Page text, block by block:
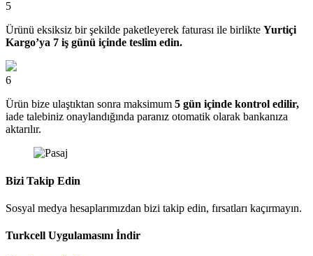
5
Ürünü eksiksiz bir şekilde paketleyerek faturası ile birlikte Yurtiçi
Kargo’ya 7 iş günü içinde teslim edin.
6
Ürün bize ulaştıktan sonra maksimum 5 gün içinde kontrol edilir,
iade talebiniz onaylandığında paranız otomatik olarak bankanıza
aktarılır.
Bizi Takip Edin
Sosyal medya hesaplarımızdan bizi takip edin, fırsatları kaçırmayın.
Turkcell Uygulamasını İndir